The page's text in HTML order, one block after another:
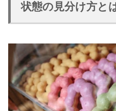
状態の見分け方と